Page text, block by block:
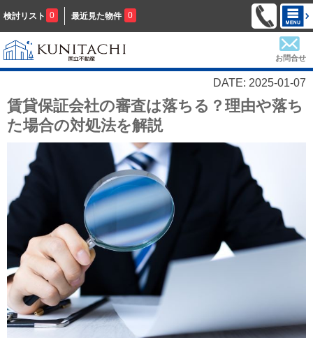
検討リスト 0 最近見た物件 0
お問合せ
DATE: 2025-01-07
賃貸保証会社の審査は落ちる？理由や落ち
た場合の対処法を解説